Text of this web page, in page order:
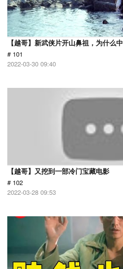
【越哥】新武侠片开山鼻祖，为什么
# 101
2022-03-30 09:40
【越哥】又挖到一部冷门宝藏电影
# 102
2022-03-28 09:53